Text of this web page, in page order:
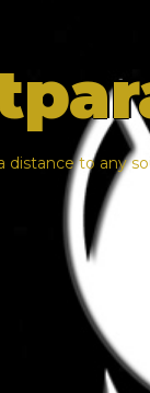
distance to any